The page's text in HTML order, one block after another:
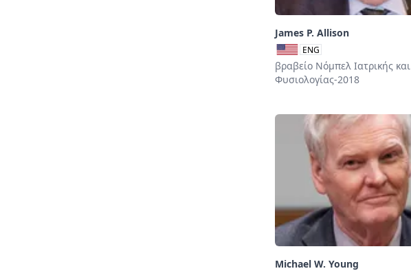
James P. Allison
ENG
βραβείο Νόμπελ Ιατρικής και
Φυσιολογίας-2018
Michael W. Young